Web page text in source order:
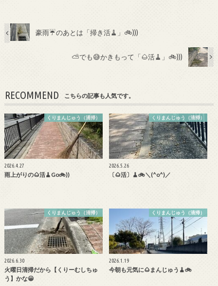
e
b
er
豪雨☔のあとは「掃き活🧹」🚲)))
⛅でも😅かきもって「🌰活🧹」🚲)))
RECOMMEND こちらの記事も人気です。
くりまんじゅう（清掃）
2026.4.27
雨上がりの🌰活🧹Go🚲))
くりまんじゅう（清掃）
2026.5.26
〔🌰活〕🧹🚲＼(^o^)／
くりまんじゅう（清掃）
2026.6.30
火曜日清掃だから【くりーむしちゅ
う】かな😀
くりまんじゅう（清掃）
2026.1.19
今朝も元気に🌰まんじゅう🧹🚲